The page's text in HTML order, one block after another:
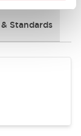
Standards